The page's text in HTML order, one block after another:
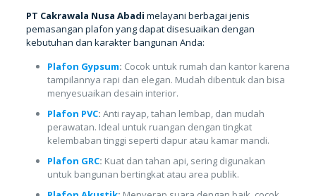
PT Cakrawala Nusa Abadi melayani berbagai jenis
pemasangan plafon yang dapat disesuaikan dengan
kebutuhan dan karakter bangunan Anda:
Plafon Gypsum: Cocok untuk rumah dan kantor karena
tampilannya rapi dan elegan. Mudah dibentuk dan bisa
menyesuaikan desain interior.
Plafon PVC: Anti rayap, tahan lembap, dan mudah
perawatan. Ideal untuk ruangan dengan tingkat
kelembaban tinggi seperti dapur atau kamar mandi.
Plafon GRC: Kuat dan tahan api, sering digunakan
untuk bangunan bertingkat atau area publik.